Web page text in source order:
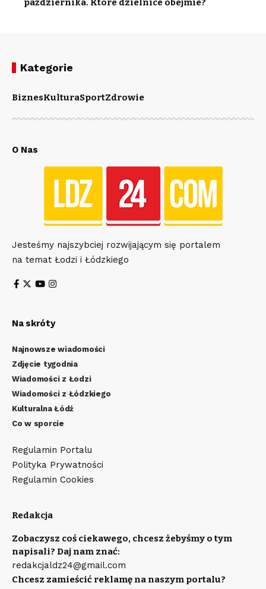
października. Które dzielnice obejmie?
Kategorie
BiznesKulturaSportZdrowie
O Nas
Jesteśmy najszybciej rozwijającym się portalem
na temat Łodzi i Łódzkiego
Na skróty
Najnowsze wiadomości
Zdjęcie tygodnia
Wiadomości z Łodzi
Wiadomości z Łódzkiego
Kulturalna Łódź
Co w sporcie
Regulamin Portalu
Polityka Prywatności
Regulamin Cookies
Redakcja
Zobaczysz coś ciekawego, chcesz żebyśmy o tym
napisali? Daj nam znać:
redakcjaldz24@gmail.com
Chcesz zamieścić reklamę na naszym portalu?